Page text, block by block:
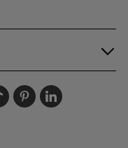
sursur
nous sur
nousnous
Suivez-